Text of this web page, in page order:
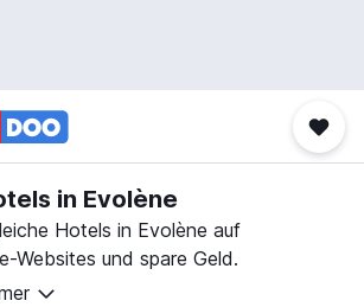
in Evolène
Hotels in Evolène auf
Websites und spare Geld.